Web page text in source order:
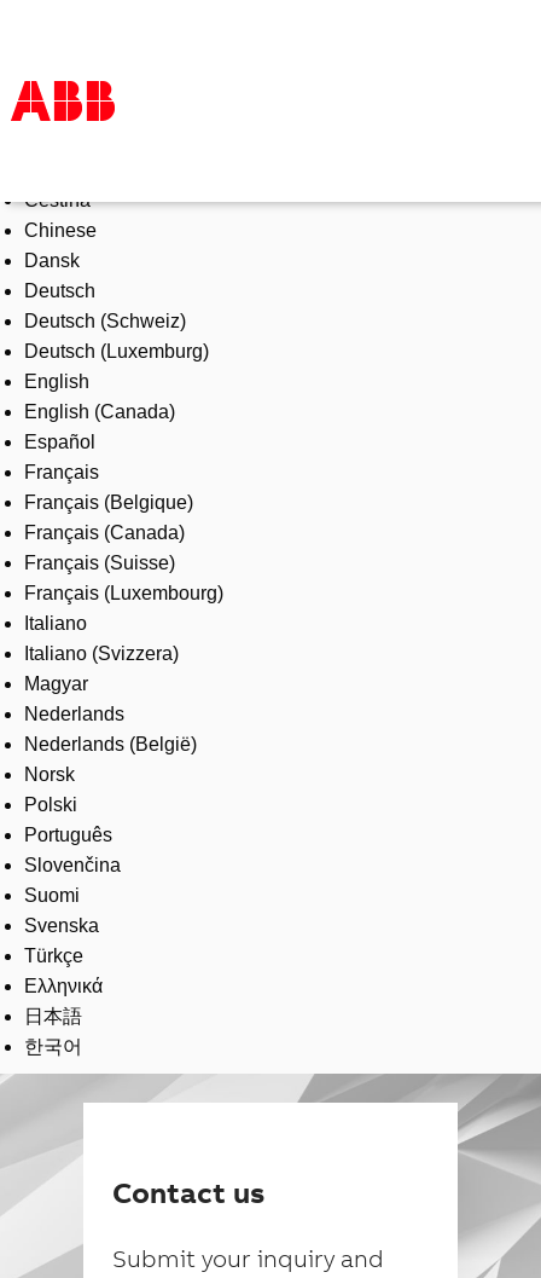
Products & Solutions
Industries
Services
About us
Where to buy
Contact us
Careers
Čeština
Chinese
Dansk
Deutsch
Deutsch (Schweiz)
Deutsch (Luxemburg)
English
English (Canada)
Español
Français
Français (Belgique)
Français (Canada)
Français (Suisse)
Français (Luxembourg)
Italiano
Italiano (Svizzera)
Magyar
Nederlands
Nederlands (België)
Norsk
Polski
Português
Slovenčina
Suomi
Svenska
Türkçe
Ελληνικά
日本語
한국어
Contact us
Submit your inquiry and